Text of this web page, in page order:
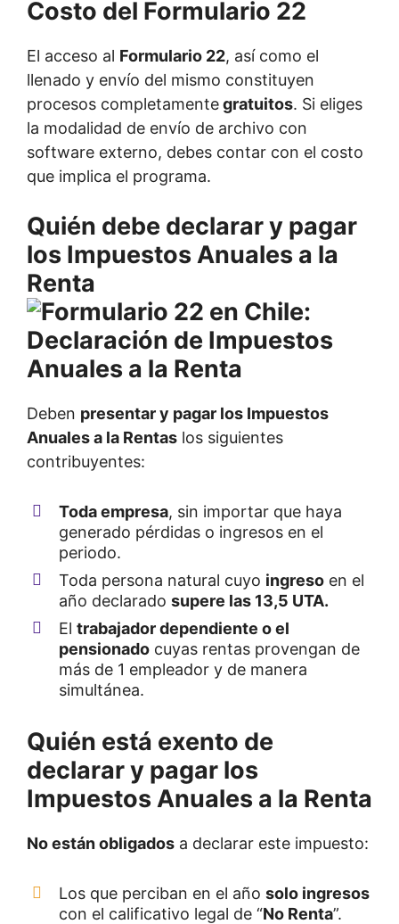
Costo del Formulario 22
El acceso al Formulario 22, así como el
llenado y envío del mismo constituyen
procesos completamentegratuitos. Si eliges
la modalidad de envío de archivo con
software externo, debes contar con el costo
que implica el programa.
Quién debe declarar y pagar
los Impuestos Anuales a la
Renta
Deben presentar y pagar los Impuestos
Anuales a la Rentas los siguientes
contribuyentes:
Toda empresa, sin importar que haya
generado pérdidas o ingresos en el
periodo.
Toda persona natural cuyo ingreso en el
año declarado supere las 13,5 UTA.
El trabajador dependiente o el
pensionado cuyas rentas provengan de
más de 1 empleador y de manera
simultánea.
Quién está exento de
declarar y pagar los
Impuestos Anuales a la Renta
No están obligados a declarar este impuesto:
Los que perciban en el año solo ingresos
con el calificativo legal de “No Renta”.